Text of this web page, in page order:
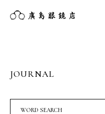
JOURNAL
WORD SEARCH